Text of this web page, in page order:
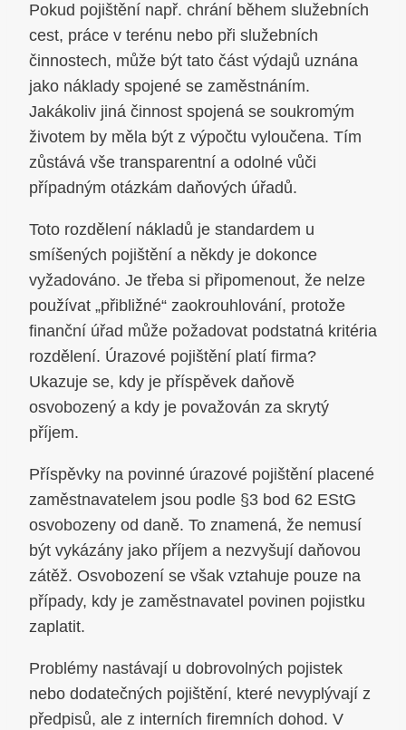
Pokud pojištění např. chrání během služebních
cest, práce v terénu nebo při služebních
činnostech, může být tato část výdajů uznána
jako náklady spojené se zaměstnáním.
Jakákoliv jiná činnost spojená se soukromým
životem by měla být z výpočtu vyloučena. Tím
zůstává vše transparentní a odolné vůči
případným otázkám daňových úřadů.
Toto rozdělení nákladů je standardem u
smíšených pojištění a někdy je dokonce
vyžadováno. Je třeba si připomenout, že nelze
používat „přibližné“ zaokrouhlování, protože
finanční úřad může požadovat podstatná kritéria
rozdělení. Úrazové pojištění platí firma?
Ukazuje se, kdy je příspěvek daňově
osvobozený a kdy je považován za skrytý
příjem.
Příspěvky na povinné úrazové pojištění placené
zaměstnavatelem jsou podle §3 bod 62 EStG
osvobozeny od daně. To znamená, že nemusí
být vykázány jako příjem a nezvyšují daňovou
zátěž. Osvobození se však vztahuje pouze na
případy, kdy je zaměstnavatel povinen pojistku
zaplatit.
Problémy nastávají u dobrovolných pojistek
nebo dodatečných pojištění, které nevyplývají z
předpisů, ale z interních firemních dohod. V